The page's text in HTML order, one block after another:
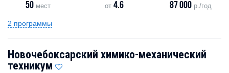
50 мест от4.6 87 000 р./год
2 программы
Новочебоксарский химико-механический
техникум